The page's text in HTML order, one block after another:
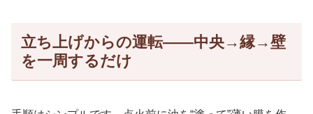
立ち上げからの運転——中央→縁→壁
を一周するだけ